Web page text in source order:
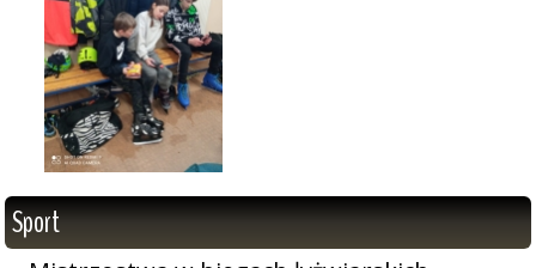
Sport